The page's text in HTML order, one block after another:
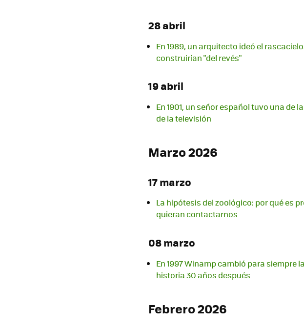
28 abril
En 1989, un arquitecto ideó el
construirían "del revés"
19 abril
En 1901, un señor español tuvo una
de la televisión
Marzo 2026
17 marzo
La hipótesis del zoológico: por qué es
quieran contactarnos
08 marzo
En 1997 Winamp cambió para siempre
historia 30 años después
Febrero 2026